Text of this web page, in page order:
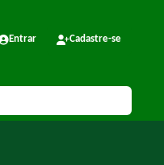
Entrar Cadastre-se